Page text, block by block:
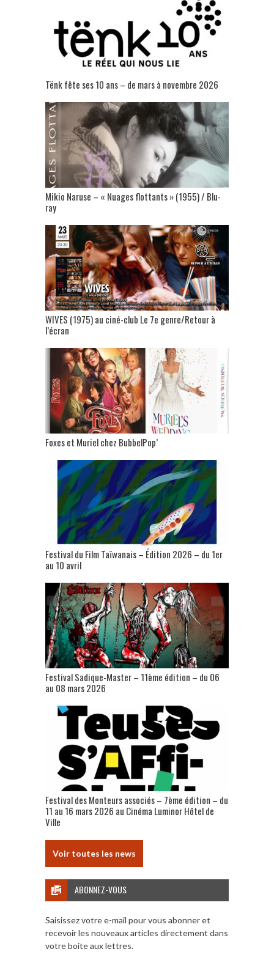
Tënk fête ses 10 ans – de mars à novembre 2026
Mikio Naruse – « Nuages flottants » (1955) / Blu-
ray
WIVES (1975) au ciné-club Le 7e genre/Retour à
l’écran
Foxes et Muriel chez BubbelPop’
Festival du Film Taïwanais – Édition 2026 – du 1er
au 10 avril
Festival Sadique-Master – 11ème édition – du 06
au 08 mars 2026
Festival des Monteurs associés – 7ème édition – du
11 au 16 mars 2026 au Cinéma Luminor Hôtel de
Ville
Voir toutes les news
ABONNEZ-VOUS
Saisissez votre e-mail pour vous abonner et
recevoir les nouveaux articles directement dans
votre boite aux lettres.